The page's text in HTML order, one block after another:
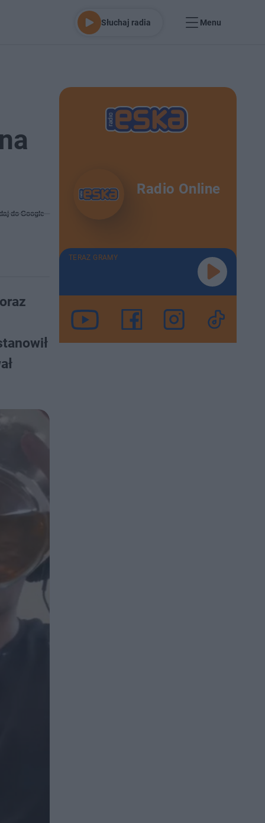
Słuchaj radia Menu
do Google
Radio Online
TERAZ GRAMY